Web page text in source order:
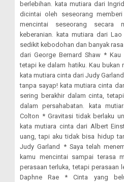
berlebihan. kata mutiara dari
dicintai oleh seseorang
mencintai seseorang secara
keberanian. kata mutiara dari
sedikit kebodohan dan banyak
dari George Bernard Shaw *
tetapi ke dalam hatiku. Kau bukan
kata mutiara cinta dari Judy
tanpa sayap! kata mutiara cinta
sering berakhir dalam cinta,
dalam persahabatan. kata
Colton * Gravitasi tidak berlaku
kata mutiara cinta dari Albert
uang, tapi aku tidak bisa hidup
Judy Garland * Saya telah
kamu mencintai sampai terasa
perasaan terluka, tetapi perasaan
Daphne Rae * Cinta yang